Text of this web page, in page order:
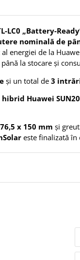
LC0 „Battery-
nominală de
energiei de la
la stocare și
și un total de 3
Huawei
x 150 mm și
este finalizată